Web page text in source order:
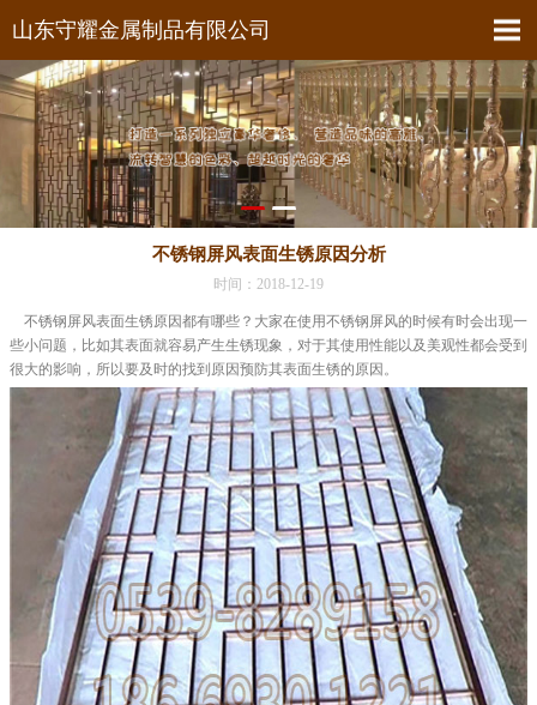
山东守耀金属制品有限公司
不锈钢屏风表面生锈原因分析
时间：2018-12-19
不锈钢屏风表面生锈原因都有哪些？大家在使用不锈钢屏风的时候有时会出现一
些小问题，比如其表面就容易产生生锈现象，对于其使用性能以及美观性都会受到
很大的影响，所以要及时的找到原因预防其表面生锈的原因。